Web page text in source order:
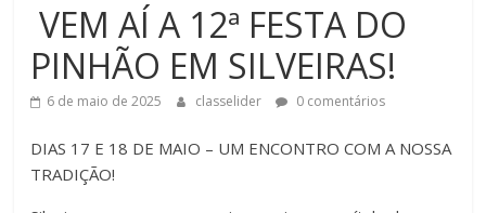
VEM AÍ A 12ª FESTA DO
PINHÃO EM SILVEIRAS!
6 de maio de 2025 classelider 0 comentários
DIAS 17 E 18 DE MAIO – UM ENCONTRO COM A NOSSA
TRADIÇÃO!